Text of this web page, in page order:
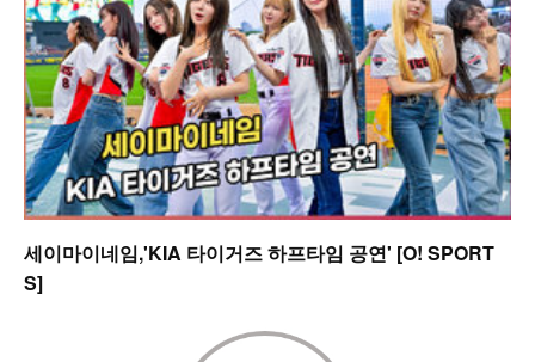
세이마이네임,'KIA 타이거즈 하프타임 공연' [O! SPORT
S]